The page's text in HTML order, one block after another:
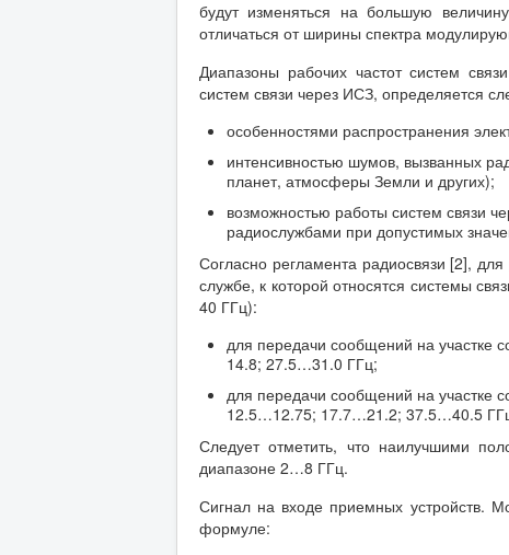
будут изменяться на большую
отличаться от ширины спектра
Диапазоны рабочих частот систем
систем связи через ИСЗ, определяется
особенностями распространения
интенсивностью шумов, вызванных
планет, атмосферы Земли и других);
возможностью работы систем связи
радиослужбами при допустимых
Согласно регламента радиосвязи [2],
службе, к которой относятся системы
40 ГГц):
для передачи сообщений на
14.8; 27.5…31.0 ГГц;
для передачи сообщений на
12.5…12.75; 17.7…21.2; 37.5…40.5
Следует отметить, что наилучшими
диапазоне 2…8 ГГц.
Сигнал на входе приемных устройств.
формуле: